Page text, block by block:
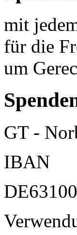
mit
für die
um
GT -
IBAN